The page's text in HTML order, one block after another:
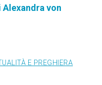
von
E PREGHIERA